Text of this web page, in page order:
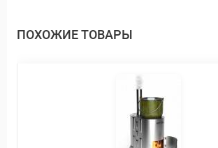
ПОХОЖИЕ ТОВАРЫ